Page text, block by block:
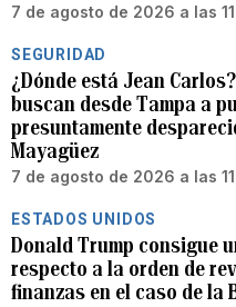
7 de agosto de 2026 a las
SEGURIDAD
¿Dónde está Jean
buscan desde Tampa a
presuntamente
Mayagüez
7 de agosto de 2026 a las
ESTADOS UNIDOS
Donald Trump consigue
respecto a la orden de
finanzas en el caso de la